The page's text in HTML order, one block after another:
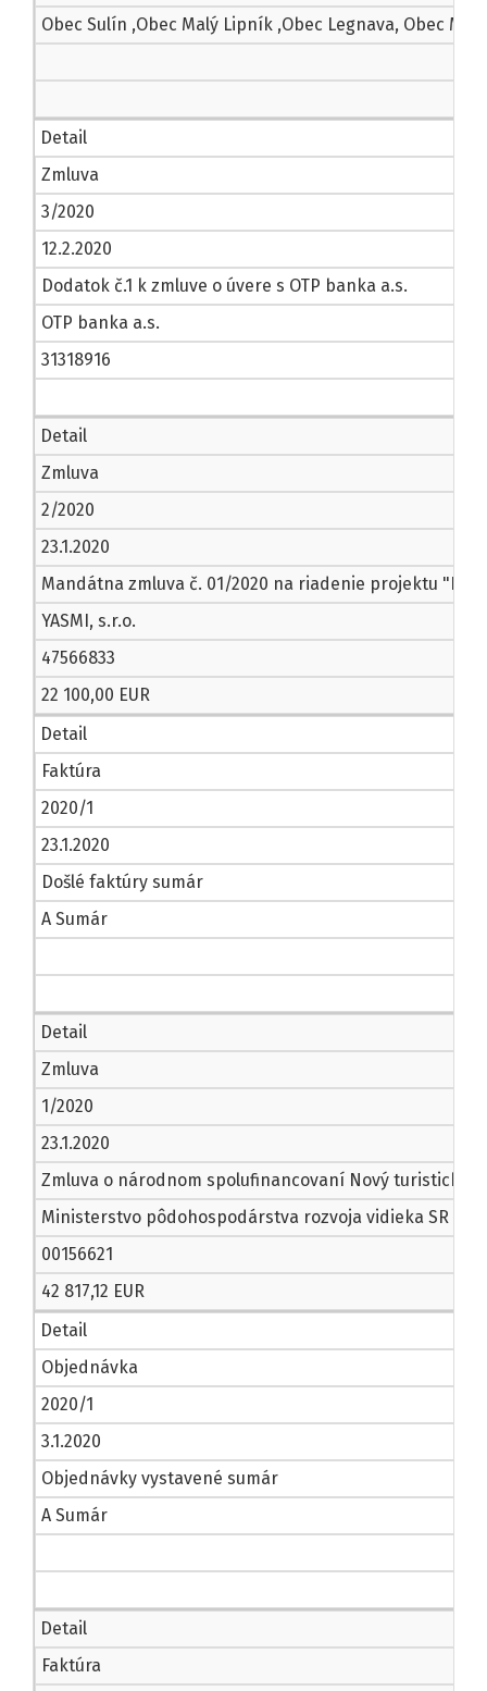
Obec Sulín ,Obec Malý Lipník ,Obec Legnava, Obec M
Detail
Zmluva
3/2020
12.2.2020
Dodatok č.1 k zmluve o úvere s OTP banka a.s.
OTP banka a.s.
31318916
Detail
Zmluva
2/2020
23.1.2020
Mandátna zmluva č. 01/2020 na riadenie projektu
YASMI, s.r.o.
47566833
22 100,00 EUR
Detail
Faktúra
2020/1
23.1.2020
Došlé faktúry sumár
A Sumár
Detail
Zmluva
1/2020
23.1.2020
Zmluva o národnom spolufinancovaní Nový turistický
Ministerstvo pôdohospodárstva rozvoja vidieka SR
00156621
42 817,12 EUR
Detail
Objednávka
2020/1
3.1.2020
Objednávky vystavené sumár
A Sumár
Detail
Faktúra